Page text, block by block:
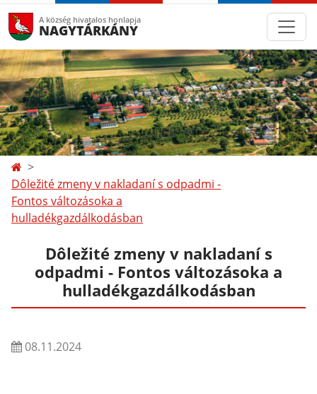
A község hivatalos honlapja
NAGYTÁRKÁNY
Dôležité zmeny v nakladaní s odpadmi -
Fontos változásoka a
hulladékgazdálkodásban
Dôležité zmeny v nakladaní s
odpadmi - Fontos változásoka a
hulladékgazdálkodásban
08.11.2024